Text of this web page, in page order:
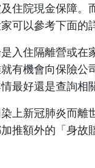
住院現金保障。
可以參考下面的
入住隔離營或在
有機會向保險公
最好還是查詢相
上新冠肺炎而離
推額外的「身故